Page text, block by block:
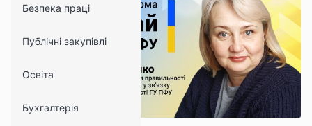
Безпека праці
Публічні закупівлі
Освіта
Бухгалтерія